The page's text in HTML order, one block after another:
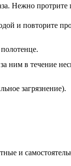
Нежно протрите
и повторите
ним в течение
загрязнение).
и